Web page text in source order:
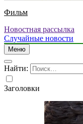
Фильм
Новостная рассылка
Случайные новости
Меню
Найти:
Заголовки